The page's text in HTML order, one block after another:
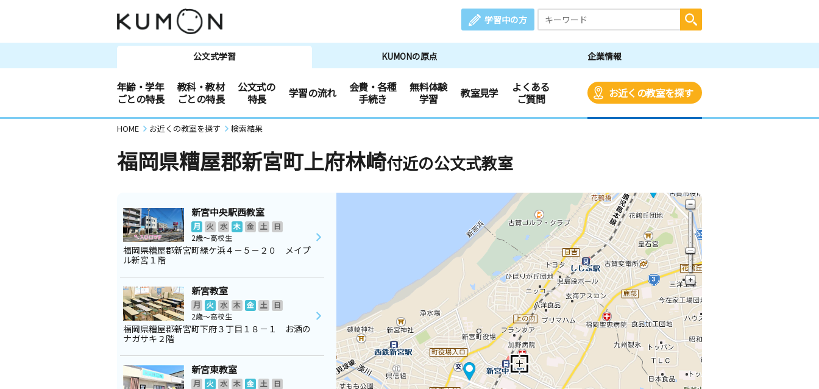
学習中の方
公文式学習 KUMONの原点 企業情報
年齢・学年
ごとの特長
教科・教材
ごとの特長
公文式の
特長
学習の流れ
会費・各種
手続き
無料体験
学習
教室見学
よくある
ご質問
お近くの教室を探す
HOME お近くの教室を探す 検索結果
福岡県糟屋郡新宮町上府林崎付近の公文式教室
新宮中央駅西教室
月 火 水 木 金 土
日
2歳～高校生
福岡県糟屋郡新宮町緑ケ浜４－５－２０ メイプ
ル新宮１階
新宮教室
月 火 水 木 金 土
日
2歳～高校生
福岡県糟屋郡新宮町下府３丁目１８－１ お酒の
ナガサキ２階
新宮東教室
月 火 水 木 金 土
日